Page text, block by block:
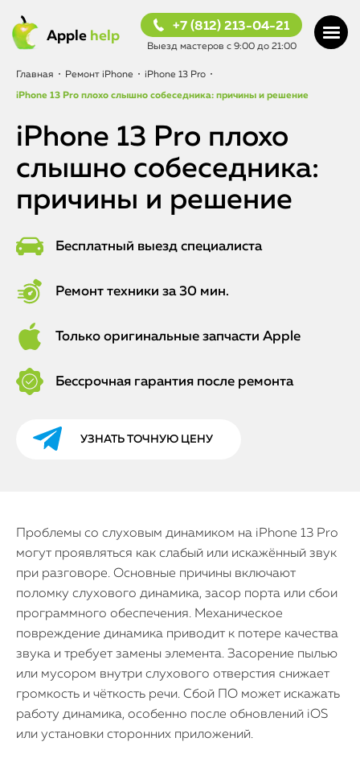
Apple help
+7 (812) 213-04-21
Выезд мастеров с 9:00 до 21:00
Главная • Ремонт iPhone • iPhone 13 Pro •
iPhone 13 Pro плохо слышно собеседника: причины и решение
iPhone 13 Pro плохо
слышно собеседника:
причины и решение
Бесплатный выезд специалиста
Ремонт техники за 30 мин.
Только оригинальные запчасти Apple
Бессрочная гарантия после ремонта
УЗНАТЬ ТОЧНУЮ ЦЕНУ
Проблемы со слуховым динамиком на iPhone 13 Pro
могут проявляться как слабый или искажённый звук
при разговоре. Основные причины включают
поломку слухового динамика, засор порта или сбои
программного обеспечения. Механическое
повреждение динамика приводит к потере качества
звука и требует замены элемента. Засорение пылью
или мусором внутри слухового отверстия снижает
громкость и чёткость речи. Сбой ПО может искажать
работу динамика, особенно после обновлений iOS
или установки сторонних приложений.